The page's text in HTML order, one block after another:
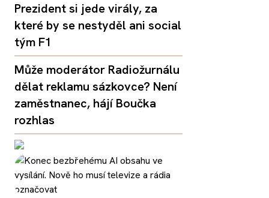
Prezident si jede virály, za
které by se nestyděl ani social
tým F1
Může moderátor Radiožurnálu
dělat reklamu sázkovce? Není
zaměstnanec, hájí Boučka
rozhlas